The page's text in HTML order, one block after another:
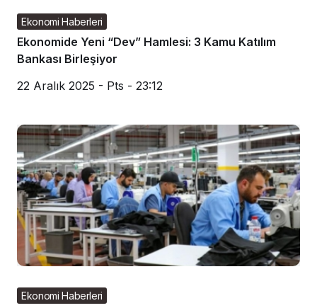
Ekonomi Haberleri
Ekonomide Yeni “Dev” Hamlesi: 3 Kamu Katılım
Bankası Birleşiyor
22 Aralık 2025 - Pts - 23:12
Ekonomi Haberleri